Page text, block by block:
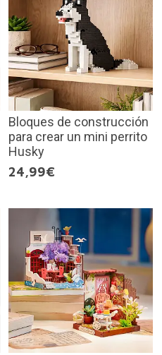
Bloques de construcción
para crear un mini perrito
Husky
24,99€